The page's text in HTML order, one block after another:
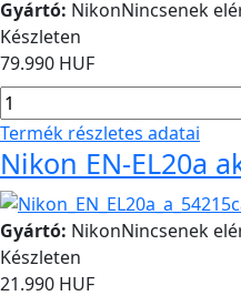
Gyártó: NikonNincsenek
Készleten
79.990 HUF
Termék részletes adatai
Nikon EN-EL20a
Gyártó: NikonNincsenek
Készleten
21.990 HUF